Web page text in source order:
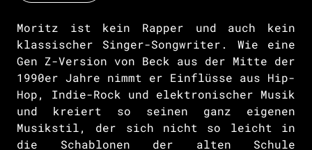
Moritz ist kein Rapper und auch kein
klassischer Singer-Songwriter. Wie eine
Gen Z-Version von Beck aus der Mitte der
1990er Jahre nimmt er Einflüsse aus Hip-
Hop, Indie-Rock und elektronischer Musik
und kreiert so seinen ganz eigenen
Musikstil, der sich nicht so leicht in
die Schablonen der alten Schule